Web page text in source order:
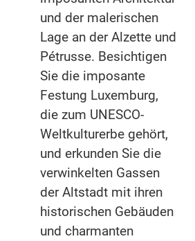
und der malerischen
Lage an der Alzette und
Pétrusse. Besichtigen
Sie die imposante
Festung Luxemburg,
die zum UNESCO-
Weltkulturerbe gehört,
und erkunden Sie die
verwinkelten Gassen
der Altstadt mit ihren
historischen Gebäuden
und charmanten